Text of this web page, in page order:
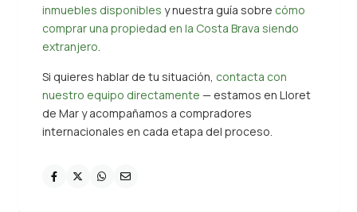
inmuebles disponibles y nuestra guía sobre cómo
comprar una propiedad en la Costa Brava siendo
extranjero.
Si quieres hablar de tu situación, contacta con
nuestro equipo directamente — estamos en Lloret
de Mar y acompañamos a compradores
internacionales en cada etapa del proceso.